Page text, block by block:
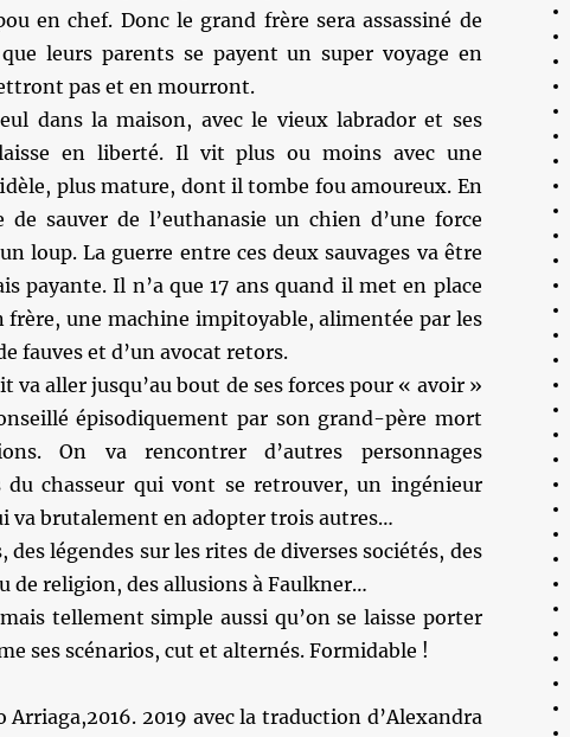
en chef. Donc le grand frère sera assassiné de
leurs parents se payent un super voyage en
pas et en mourront.
dans la maison, avec le vieux labrador et ses
en liberté. Il vit plus ou moins avec une
plus mature, dont il tombe fou amoureux. En
sauver de l’euthanasie un chien d’une force
loup. La guerre entre ces deux sauvages va être
payante. Il n’a que 17 ans quand il met en place
frère, une machine impitoyable, alimentée par les
fauves et d’un avocat retors.
va aller jusqu’au bout de ses forces pour « avoir »
épisodiquement par son grand-père mort
On va rencontrer d’autres personnages
du chasseur qui vont se retrouver, un ingénieur
va brutalement en adopter trois autres…
légendes sur les rites de diverses sociétés, des
de religion, des allusions à Faulkner…
tellement simple aussi qu’on se laisse porter
ses scénarios, cut et alternés. Formidable !
Arriaga,2016. 2019 avec la traduction d’Alexandra